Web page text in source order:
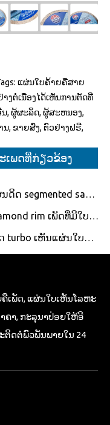
ແຜ່ນໃບຄ້າຍຄືສາຍ
ງຕໍ່ເນື່ອງໄດ້ເຫັນການຕັດທີ່
ນ, ຜູ້ຜະລິດ, ຜູ້ສະຫນອງ,
ນ, ຂາຍສົ່ງ, ຕົວຢ່າງຟຣີ,
ເພດທີ່ກ່ຽວຂ້ອງ
ດິດ segmented saw
rim ເພັດທີ່ມີໃບ
turbo ເຫັນແຜ່ນໃບ
ເພັດ​, ແຜ່ນ​ໃບ​ເຫັນ​ໂລຫະ​
ຄາ​, ກະ​ລຸ​ນາ​ປ່ອຍ​ໃຫ້​ອີ​
ຕິດ​ຕໍ່​ພົວ​ພັນ​ພາຍ​ໃນ 24